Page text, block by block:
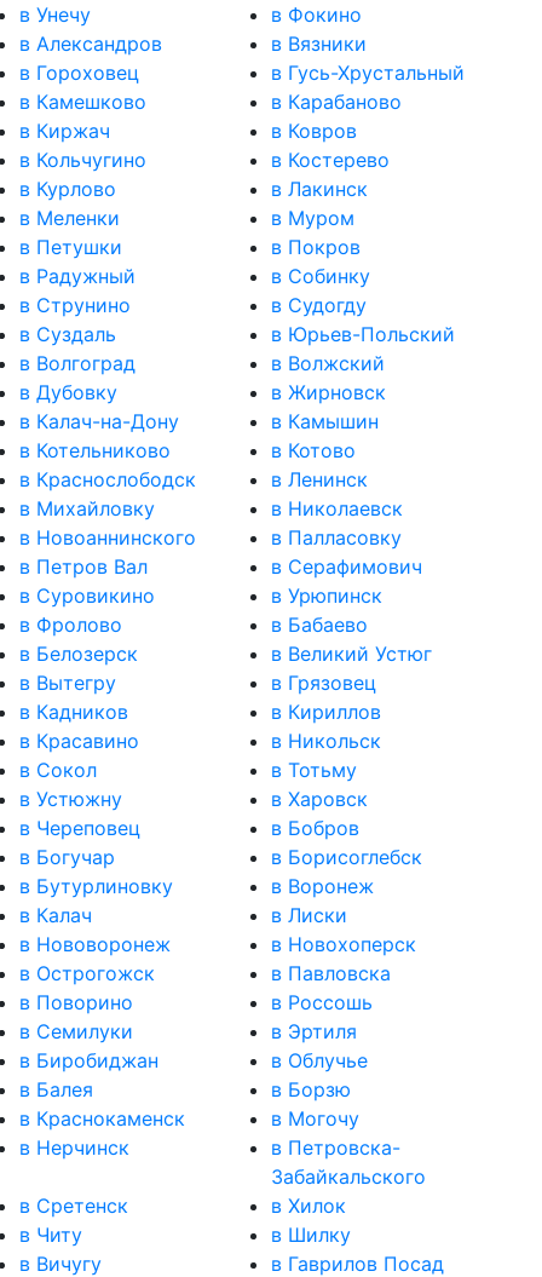
в Унечу
в Фокино
в Александров
в Вязники
в Гороховец
в Гусь-Хрустальный
в Камешково
в Карабаново
в Киржач
в Ковров
в Кольчугино
в Костерево
в Курлово
в Лакинск
в Меленки
в Муром
в Петушки
в Покров
в Радужный
в Собинку
в Струнино
в Судогду
в Суздаль
в Юрьев-Польский
в Волгоград
в Волжский
в Дубовку
в Жирновск
в Калач-на-Дону
в Камышин
в Котельниково
в Котово
в Краснослободск
в Ленинск
в Михайловку
в Николаевск
в Новоаннинского
в Палласовку
в Петров Вал
в Серафимович
в Суровикино
в Урюпинск
в Фролово
в Бабаево
в Белозерск
в Великий Устюг
в Вытегру
в Грязовец
в Кадников
в Кириллов
в Красавино
в Никольск
в Сокол
в Тотьму
в Устюжну
в Харовск
в Череповец
в Бобров
в Богучар
в Борисоглебск
в Бутурлиновку
в Воронеж
в Калач
в Лиски
в Нововоронеж
в Новохоперск
в Острогожск
в Павловска
в Поворино
в Россошь
в Семилуки
в Эртиля
в Биробиджан
в Облучье
в Балея
в Борзю
в Краснокаменск
в Могочу
в Нерчинск
в Петровска-
Забайкальского
в Сретенск
в Хилок
в Читу
в Шилку
в Вичугу
в Гаврилов Посад